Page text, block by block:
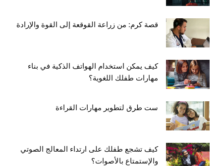
قصة كرم: من زراعة القوقعة إلى القوة والإرادة
كيف يمكن استخدام الهواتف الذكية في بناء
مهارات طفلك اللغوية؟
ست طرق لتطوير مهارات القراءة
كيف تشجع طفلك على ارتداء المعالج الصوتي
والإستمتاع بالأصوات؟